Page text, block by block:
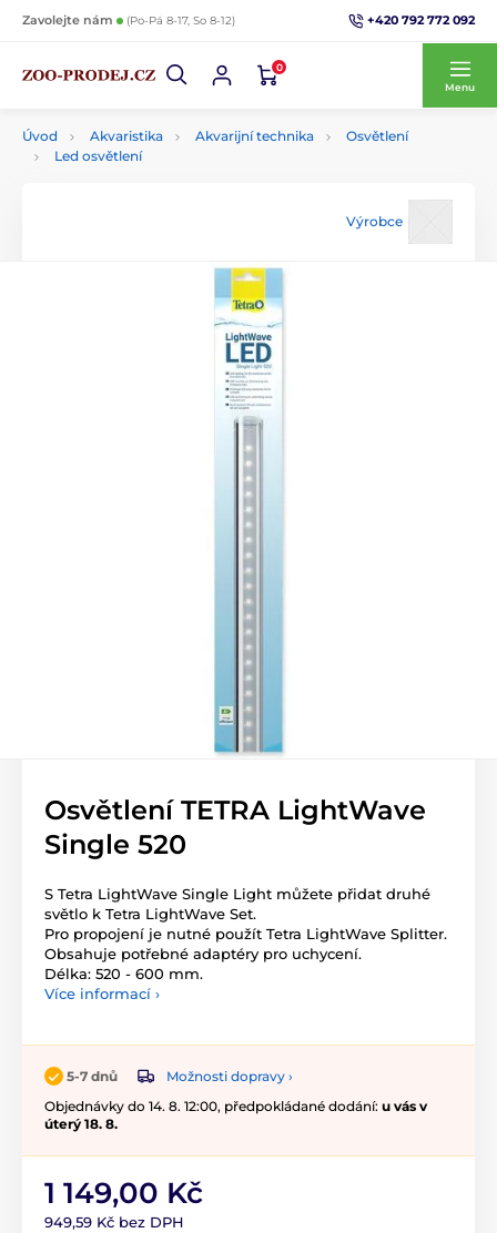
Zavolejte nám (Po-Pá 8-17, So 8-12) +420 792 772 092
0
Menu
Úvod Akvaristika Akvarijní technika
Osvětlení
Led osvětlení
Výrobce
Osvětlení TETRA LightWave
Single 520
S Tetra LightWave Single Light můžete přidat druhé
světlo k Tetra LightWave Set.
Pro propojení je nutné použít Tetra LightWave Splitter.
Obsahuje potřebné adaptéry pro uchycení.
Délka: 520 - 600 mm.
Více informací ›
5-7 dnů
Možnosti dopravy ›
Objednávky do 14. 8. 12:00, předpokládané dodání: u vás v
úterý 18. 8.
1 149,00 Kč
949,59 Kč bez DPH